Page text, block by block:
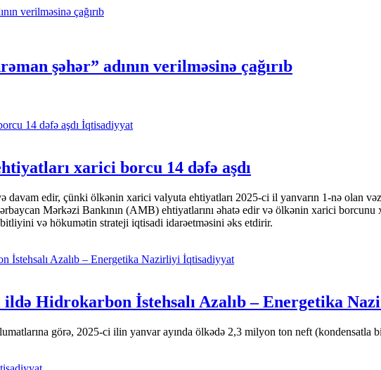
şəhər” adının verilməsinə çağırıb
İqtisadiyyat
xarici borcu 14 dəfə aşdı
davam edir, çünki ölkənin xarici valyuta ehtiyatları 2025-ci il yanvarın 1-nə olan
Mərkəzi Bankının (AMB) ehtiyatlarını əhatə edir və ölkənin xarici
və hökumətin strateji iqtisadi idarəetməsini əks etdirir.
İqtisadiyyat
ildə Hidrokarbon İstehsalı Azalıb – Energetika
görə, 2025-ci ilin yanvar ayında ölkədə 2,3 milyon ton neft (kondensatla